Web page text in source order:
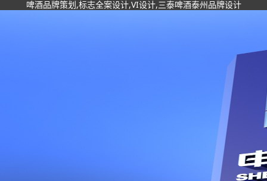
啤酒品牌策划,标志全案设计,VI设计,三泰啤酒泰州品牌设计